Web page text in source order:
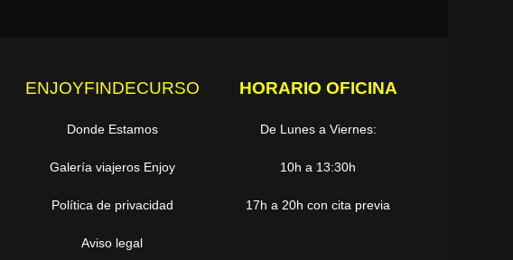
ENJOYFINDECURSO
Donde Estamos
Galería viajeros Enjoy
Política de privacidad
Aviso legal
HORARIO OFICINA
De Lunes a Viernes:
10h a 13:30h
17h a 20h con cita previa